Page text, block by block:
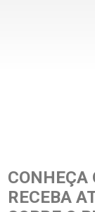
CONHEÇA
RECEBA